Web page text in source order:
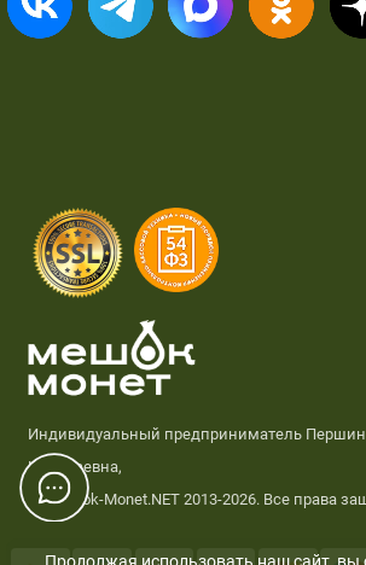
Индивидуальный предприниматель
Николаевна,
© Meshok-Monet.NET 2013-2026. Все права
Продолжая использовать наш сайт, вы